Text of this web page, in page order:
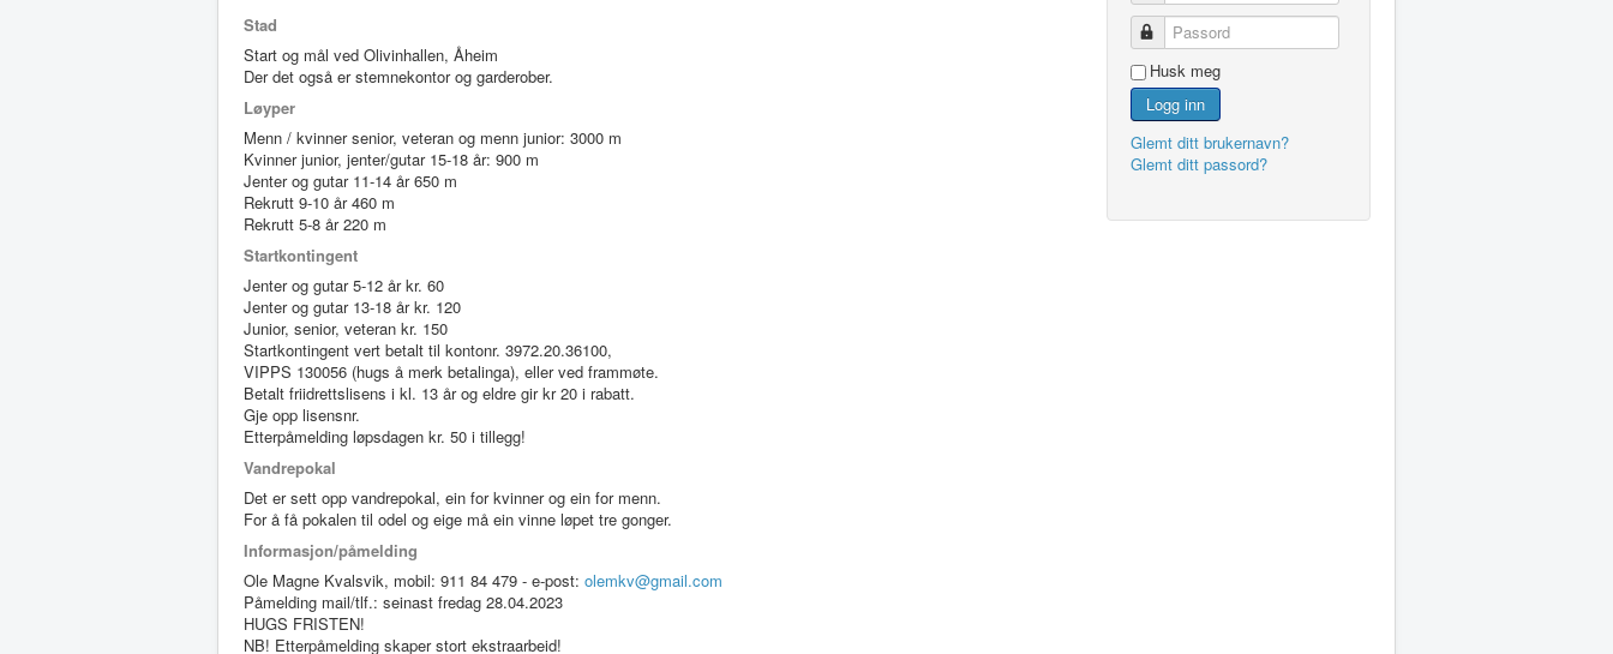
Stad
Start og mål ved Olivinhallen, Åheim
Der det også er stemnekontor og garderober.
Løyper
Menn / kvinner senior, veteran og menn junior: 3000 m
Kvinner junior, jenter/gutar 15-18 år: 900 m
Jenter og gutar 11-14 år 650 m
Rekrutt 9-10 år 460 m
Rekrutt 5-8 år 220 m
Startkontingent
Jenter og gutar 5-12 år kr. 60
Jenter og gutar 13-18 år kr. 120
Junior, senior, veteran kr. 150
Startkontingent vert betalt til kontonr. 3972.20.36100,
VIPPS 130056 (hugs å merk betalinga), eller ved frammøte.
Betalt friidrettslisens i kl. 13 år og eldre gir kr 20 i rabatt.
Gje opp lisensnr.
Etterpåmelding løpsdagen kr. 50 i tillegg!
Vandrepokal
Det er sett opp vandrepokal, ein for kvinner og ein for menn.
For å få pokalen til odel og eige må ein vinne løpet tre gonger.
Informasjon/påmelding
Ole Magne Kvalsvik, mobil: 911 84 479 - e-post: olemkv@gmail.com
Påmelding mail/tlf.: seinast fredag 28.04.2023
HUGS FRISTEN!
NB! Etterpåmelding skaper stort ekstraarbeid!
Passord
Husk meg
Logg inn
Glemt ditt brukernavn?
Glemt ditt passord?